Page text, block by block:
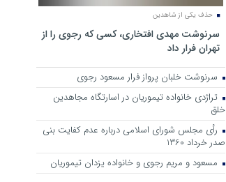
حذف یکی از شاهدین
سرنوشت مهدی افتخاری، کسی که رجوی را از
تهران فرار داد
سرنوشت خلبان پرواز فرار مسعود رجوی
تراژدی خانواده تیموریان در اسارتگاه مجاهدین
خلق
رأی مجلس شورای اسلامی درباره عدم كفایت بنی
صدر خرداد 1360
مسعود و مریم رجوی و خانواده یزدان تیموریان